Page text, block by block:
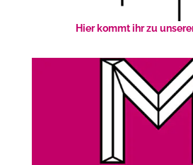
Hier kommt ihr zu